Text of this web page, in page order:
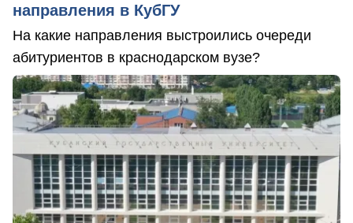
направления в КубГУ
На какие направления выстроились очереди
абитуриентов в краснодарском вузе?